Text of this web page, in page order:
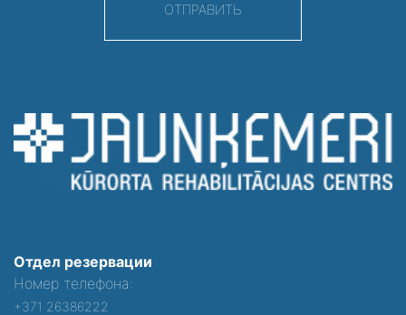
ОТПРАВИТЬ
Отдел резервации
Номер телефона:
+371 26386222